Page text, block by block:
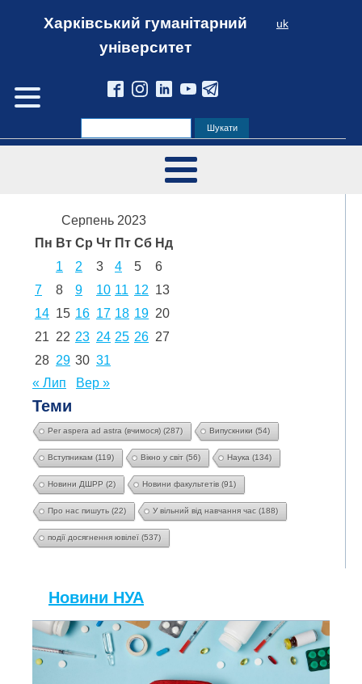
Харківський гуманітарний
університет
uk
Серпень 2023
Пн Вт Ср Чт Пт Сб Нд
1
2 3 4 5
6
7
8 9 10 11 12 13
14 15 16 17 18 19 20
21 22 23 24 25 26 27
28 29 30 31
« Лип
Вер »
Теми
Per aspera ad astra (вчимося) (287) Випускники (54)
Вступникам (119) Вікно у світ (56) Наука (134)
Новини ДШРР (2) Новини факультетів (91)
Про нас пишуть (22) У вільний від навчання час (188)
події досягнення ювілеї (537)
Новини НУА